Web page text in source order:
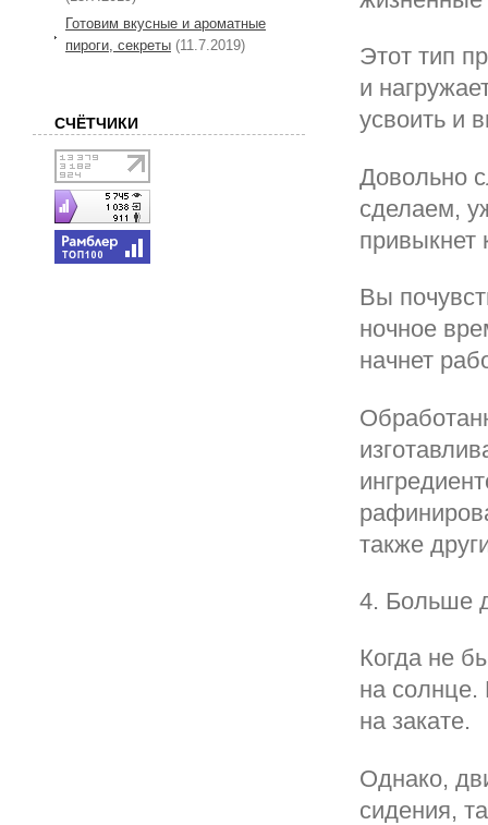
Этот тип
и
усвоить и
Довольно
сделаем,
привыкнет
Вы
ночное
начнет
также
4. Больше
Когда не
на
на закате.
Однако,
сидения,
Готовим вкусные и ароматные
пироги, секреты (11.7.2019)
СЧЁТЧИКИ